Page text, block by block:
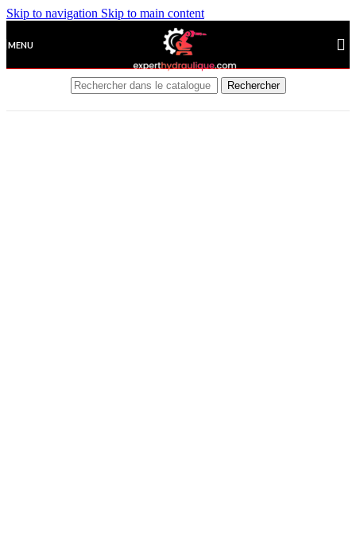
Skip to navigation Skip to main content
MENU
Rechercher